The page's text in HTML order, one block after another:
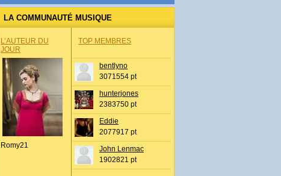
LA COMMUNAUTÉ MUSIQUE
L’AUTEUR DU
JOUR
Romy21
TOP MEMBRES
bentlyno
3071554 pt
hunterjones
2383750 pt
Eddie
2077917 pt
John Lenmac
1902821 pt